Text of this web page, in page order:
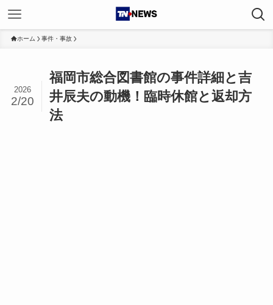
ホーム 事件・事故
福岡市総合図書館の事件詳細と吉
井辰夫の動機！臨時休館と返却方
法
2026
2/20